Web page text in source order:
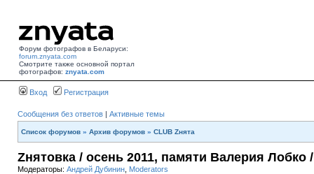
Форум фотографов в Беларуси:
forum.znyata.com
Смотрите также основной портал
фотографов: znyata.com
Вход Регистрация
Сообщения без ответов | Активные темы
Список форумов » Архив форумов » CLUB Zнята
Zнятовка / осень 2011, памяти Валерия Лобко
Модераторы: Андрей Дубинин Moderators